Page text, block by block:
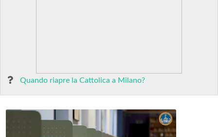
Quando riapre la Cattolica a Milano?